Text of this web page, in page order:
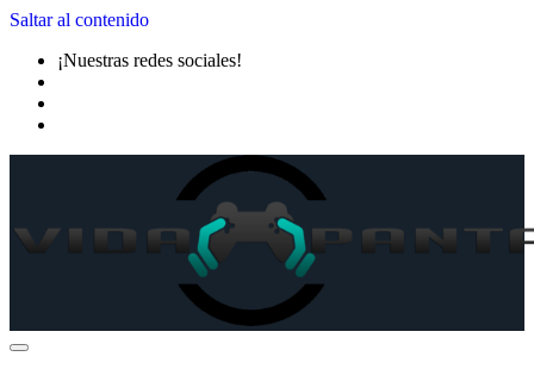
Saltar al contenido
¡Nuestras redes sociales!